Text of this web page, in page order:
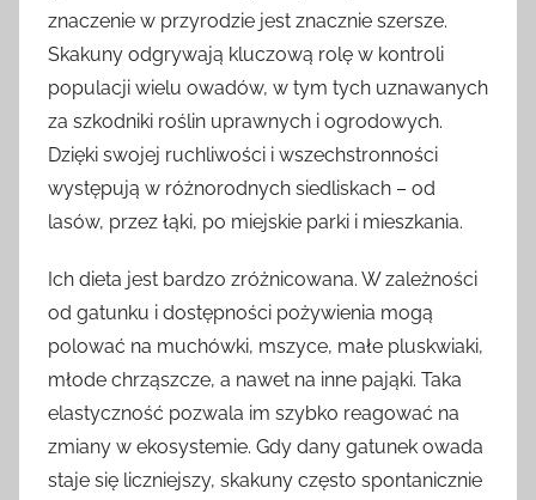
znaczenie w przyrodzie jest znacznie szersze.
Skakuny odgrywają kluczową rolę w kontroli
populacji wielu owadów, w tym tych uznawanych
za szkodniki roślin uprawnych i ogrodowych.
Dzięki swojej ruchliwości i wszechstronności
występują w różnorodnych siedliskach – od
lasów, przez łąki, po miejskie parki i mieszkania.
Ich dieta jest bardzo zróżnicowana. W zależności
od gatunku i dostępności pożywienia mogą
polować na muchówki, mszyce, małe pluskwiaki,
młode chrząszcze, a nawet na inne pająki. Taka
elastyczność pozwala im szybko reagować na
zmiany w ekosystemie. Gdy dany gatunek owada
staje się liczniejszy, skakuny często spontanicznie